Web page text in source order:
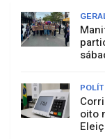
GERAL
oito